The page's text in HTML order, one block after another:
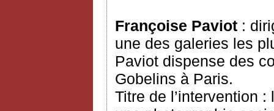
Françoise Paviot :
une des galeries les
Paviot dispense des
Gobelins à Paris.
Titre de l’intervention